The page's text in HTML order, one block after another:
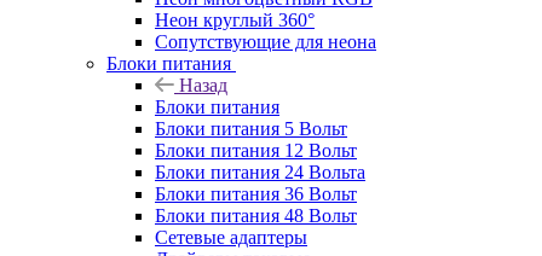
Неон круглый 360°
Сопутствующие для неона
Блоки питания
Назад
Блоки питания
Блоки питания 5 Вольт
Блоки питания 12 Вольт
Блоки питания 24 Вольта
Блоки питания 36 Вольт
Блоки питания 48 Вольт
Сетевые адаптеры